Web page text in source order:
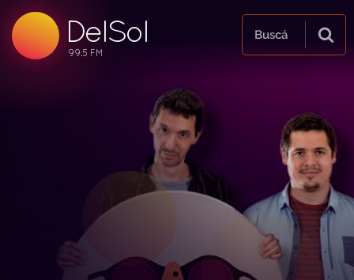
DelSol
99.5 FM
Buscá